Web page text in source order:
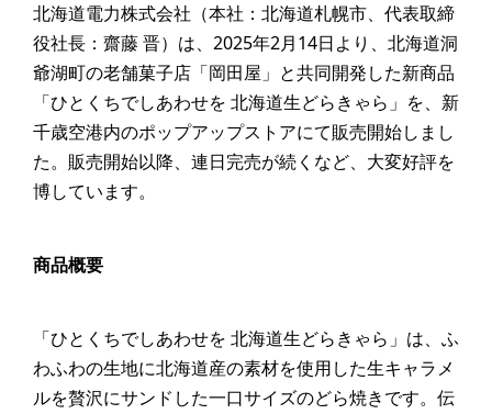
北海道電力株式会社（本社：北海道札幌市、代表取締
役社長：齋藤 晋）は、2025年2月14日より、北海道洞
爺湖町の老舗菓子店「岡田屋」と共同開発した新商品
「ひとくちでしあわせを 北海道生どらきゃら」を、新
千歳空港内のポップアップストアにて販売開始しまし
た。販売開始以降、連日完売が続くなど、大変好評を
博しています。
商品概要
「ひとくちでしあわせを 北海道生どらきゃら」は、ふ
わふわの生地に北海道産の素材を使用した生キャラメ
ルを贅沢にサンドした一口サイズのどら焼きです。伝